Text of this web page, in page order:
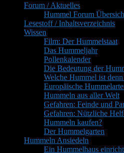
PrimäresForum / Aktuelles
Hummel Forum
Lesestoff / Inhaltsverzeichnis
Wissen
Film: Der Hummelstaat
Das Hummeljahr
Pollenkalender
Die Bedeutung der
Welche Hummel ist denn
Europäische
Hummeln aus aller Welt
Gefahren: Feinde und
Gefahren: Nützliche
Hummeln kaufen?
Der Hummelgarten
Hummeln Ansiedeln
Ein Hummelhaus